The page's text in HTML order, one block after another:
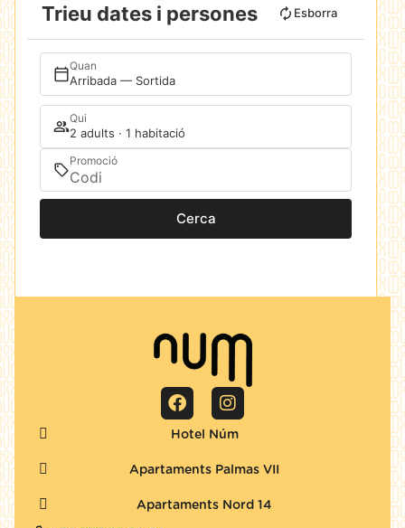
Trieu dates i persones Esborra
Quan
Arribada — Sortida
Qui
2 adults · 1 habitació
Promoció
Cerca
Hotel Núm
Apartaments Palmas VII
Apartaments Nord 14